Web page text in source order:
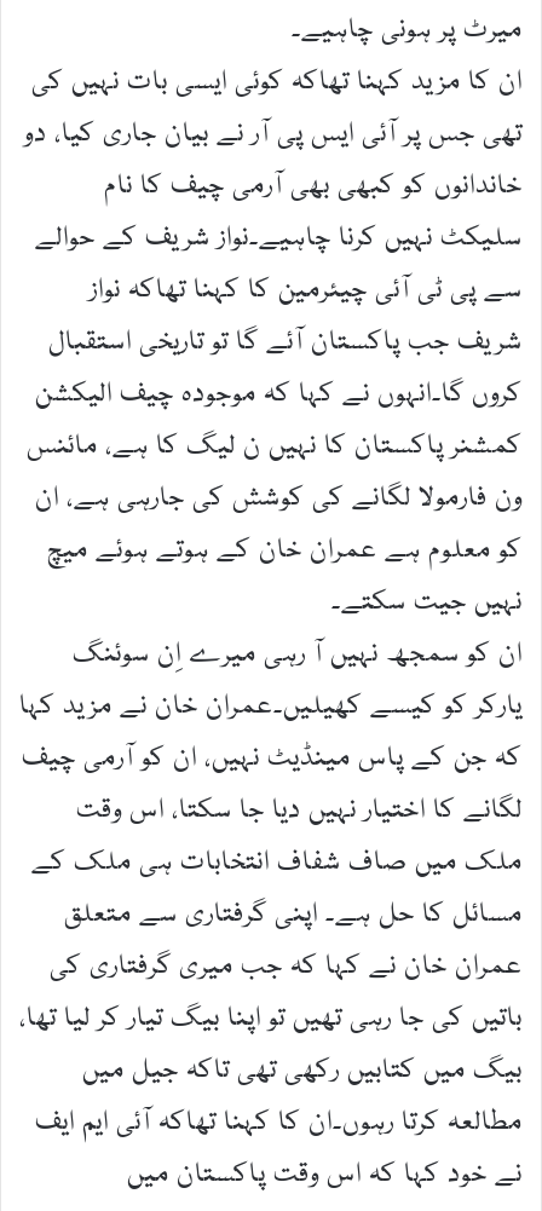
میرٹ پر ہونی چاہیے۔
ان کا مزید کہنا تھاکہ کوئی ایسی بات نہیں کی
تھی جس پر آئی ایس پی آر نے بیان جاری کیا، دو
خاندانوں کو کبھی بھی آرمی چیف کا نام
سلیکٹ نہیں کرنا چاہیے۔نواز شریف کے حوالے
سے پی ٹی آئی چیئرمین کا کہنا تھاکہ نواز
شریف جب پاکستان آئے گا تو تاریخی استقبال
کروں گا۔انہوں نے کہا کہ موجودہ چیف الیکشن
کمشنر پاکستان کا نہیں ن لیگ کا ہے، مائنس
ون فارمولا لگانے کی کوشش کی جارہی ہے، ان
کو معلوم ہے عمران خان کے ہوتے ہوئے میچ
نہیں جیت سکتے۔
ان کو سمجھ نہیں آ رہی میرے اِن سوئنگ
یارکر کو کیسے کھیلیں۔عمران خان نے مزید کہا
کہ جن کے پاس مینڈیٹ نہیں، ان کو آرمی چیف
لگانے کا اختیار نہیں دیا جا سکتا، اس وقت
ملک میں صاف شفاف انتخابات ہی ملک کے
مسائل کا حل ہے۔ اپنی گرفتاری سے متعلق
عمران خان نے کہا کہ جب میری گرفتاری کی
باتیں کی جا رہی تھیں تو اپنا بیگ تیار کر لیا تھا،
بیگ میں کتابیں رکھی تھی تاکہ جیل میں
مطالعہ کرتا رہوں۔ان کا کہنا تھاکہ آئی ایم ایف
نے خود کہا کہ اس وقت پاکستان میں